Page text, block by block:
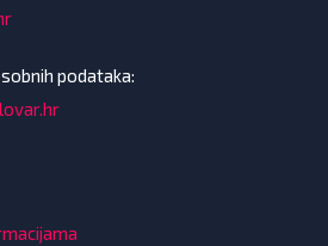
podataka: